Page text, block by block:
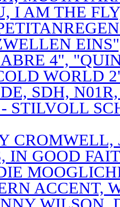
I AM THE
4",
WORLD
SDH,
STILVOLL
IN GOOD
ACCENT,